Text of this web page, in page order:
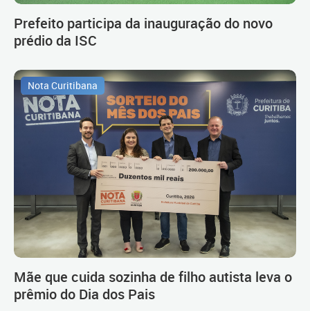
Prefeito participa da inauguração do novo
prédio da ISC
Nota Curitibana
Mãe que cuida sozinha de filho autista leva o
prêmio do Dia dos Pais